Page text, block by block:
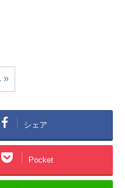
»
シェア
Pocket